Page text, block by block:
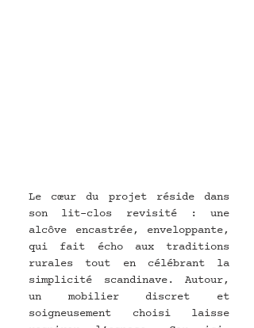
Le cœur du projet réside dans
son lit-clos revisité : une
alcôve encastrée, enveloppante,
qui fait écho aux traditions
rurales tout en célébrant la
simplicité scandinave. Autour,
un mobilier discret et
soigneusement choisi laisse